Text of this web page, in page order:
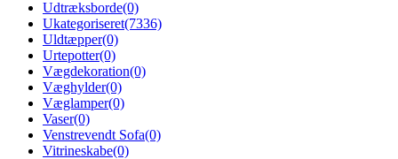
Udtræksborde(0)
Ukategoriseret(7336)
Uldtæpper(0)
Urtepotter(0)
Vægdekoration(0)
Væghylder(0)
Væglamper(0)
Vaser(0)
Venstrevendt Sofa(0)
Vitrineskabe(0)